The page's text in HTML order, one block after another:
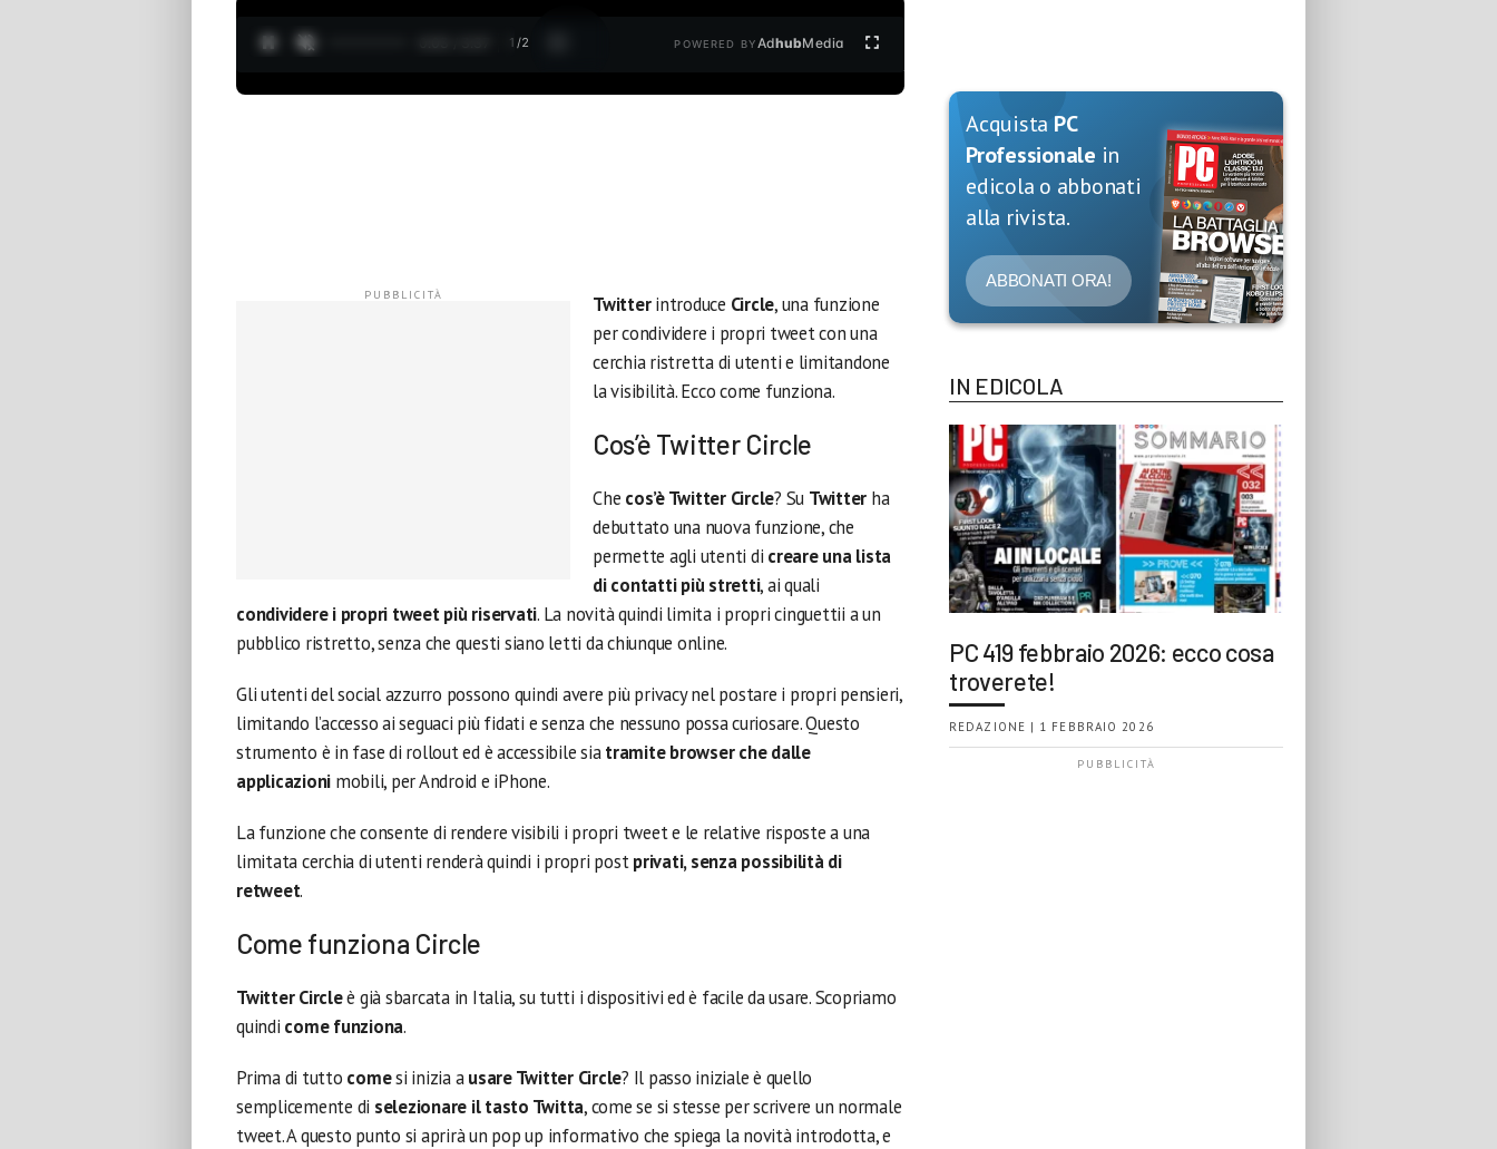
1 /2 POWERED BYAdhubMedia
Twitterintroduce Circle, una funzione
per condividere i propri tweet con una
cerchia ristretta di utenti e limitandone
la visibilità. Ecco come funziona.
Cos’è Twitter Circle
Che cos’è Twitter Circle? Su Twitter ha
debuttato una nuova funzione, che
permette agli utenti di creare una lista
di contatti più stretti, ai quali
condividere i propri tweet più riservati. La novità quindi limita i propri cinguettii a un
pubblico ristretto, senza che questi siano letti da chiunque online.
Gli utenti del social azzurro possono quindi avere più privacy nel postare i propri pensieri,
limitando l’accesso ai seguaci più fidati e senza che nessuno possa curiosare. Questo
strumento è in fase di rollout ed è accessibile siatramite browser che dalle
applicazioni mobili, per Android e iPhone.
La funzione che consente di rendere visibili i propri tweet e le relative risposte a una
limitata cerchia di utenti renderà quindi i propri postprivati, senza possibilità di
retweet.
Come funziona Circle
Twitter Circleè già sbarcata in Italia, su tutti i dispositivi ed è facile da usare. Scopriamo
quindi come funziona.
Prima di tutto comesi inizia ausare Twitter Circle? Il passo iniziale è quello
semplicemente di selezionare il tasto Twitta, come se si stesse per scrivere un normale
tweet. A questo punto si aprirà un pop up informativo che spiega la novità introdotta, e
Acquista PC
Professionale in
edicola o abbonati
alla rivista.
ABBONATI ORA!
IN EDICOLA
PC 419 febbraio 2026: ecco cosa
troverete!
REDAZIONE | 1 FEBBRAIO 2026